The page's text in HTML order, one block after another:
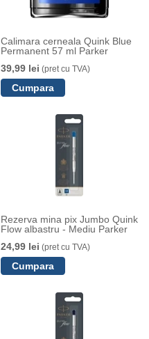
Calimara cerneala Quink Blue
Permanent 57 ml Parker
39,99 lei (pret cu TVA)
Rezerva mina pix Jumbo Quink
Flow albastru - Mediu Parker
24,99 lei (pret cu TVA)